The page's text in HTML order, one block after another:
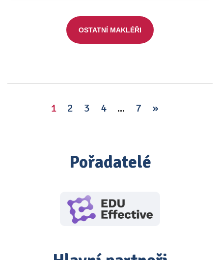
OSTATNÍ MAKLÉŘI
1 2 3 4 ... 7 »
Pořadatelé